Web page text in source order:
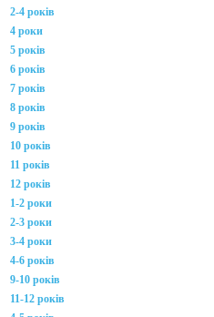
2-4 років
4 роки
5 років
6 років
7 років
8 років
9 років
10 років
11 років
12 років
1-2 роки
2-3 роки
3-4 роки
4-6 років
9-10 років
11-12 років